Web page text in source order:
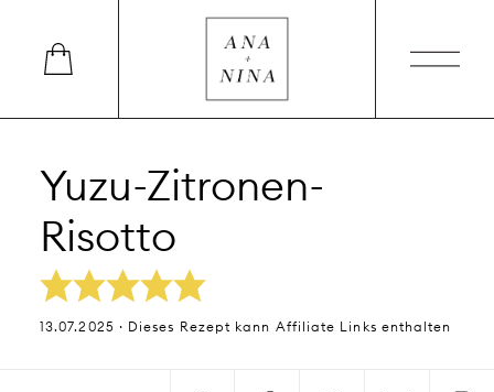
Yuzu-Zitronen-
Risotto
13.07.2025 · Dieses Rezept kann Affiliate Links enthalten